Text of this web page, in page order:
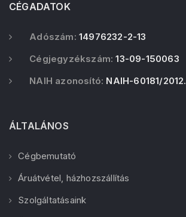
CÉGADATOK
Adószám: 14976232-2-13
Cégjegyzékszám: 13-09-150063
NAIH azonosító: NAIH-60181/2012.
ÁLTALÁNOS
Cégbemutató
Áruátvétel, házhozszállítás
Szolgáltatásaink